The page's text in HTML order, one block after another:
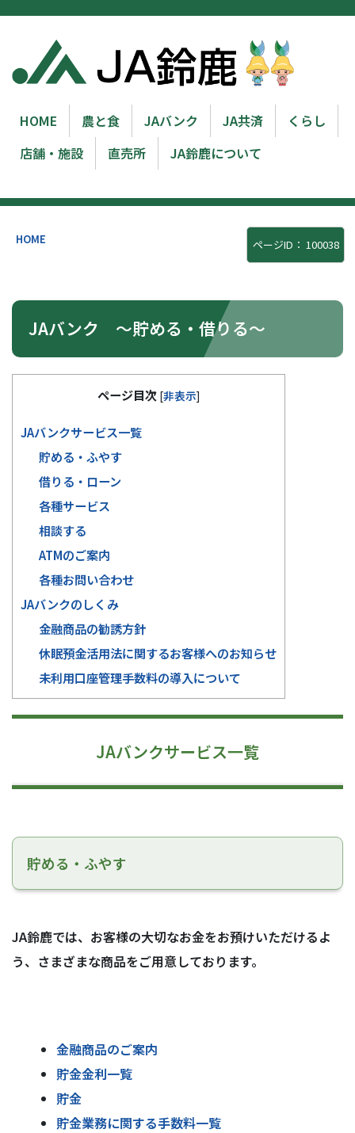
HOME 農と食 JAバンク JA共済
くらし
店舗・施設
直売所 JA鈴鹿について
HOME ページID： 100038
JAバンク ～貯める・借りる～
ページ目次 [非表示]
JAバンクサービス一覧
貯める・ふやす
借りる・ローン
各種サービス
相談する
ATMのご案内
各種お問い合わせ
JAバンクのしくみ
金融商品の勧誘方針
休眠預金活用法に関するお客様へのお知らせ
未利用口座管理手数料の導入について
JAバンクサービス一覧
貯める・ふやす
JA鈴鹿では、お客様の大切なお金をお預けいただけるよ
う、さまざまな商品をご用意しております。
金融商品のご案内
貯金金利一覧
貯金
貯金業務に関する手数料一覧